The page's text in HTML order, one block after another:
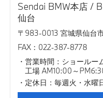
Sendai BMW本店 /
仙台
〒983-0013 宮城県仙台
FAX：022-387-8778
営業時間：ショールー
工場 AM10:00～
定休日：毎週火・水曜